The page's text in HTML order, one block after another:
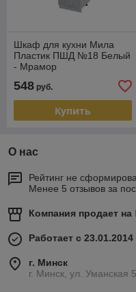
Шкаф для кухни Мила
Пластик ПШД №18 Белый
- Мрамор
548 руб.
Купить
О нас
Рейтинг не
Менее 5 отзывов за
Компания продает на
Работает с 23.01.2014
г. Минск
г. Минск, ул. Уманская